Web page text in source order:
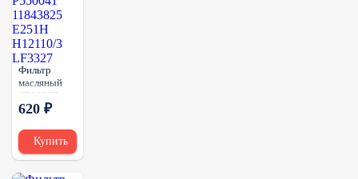
Фильтр
масляный
ST10887
(1/12)
11843825
E251H
H12110/3
LF3327
620 ₽
Купить